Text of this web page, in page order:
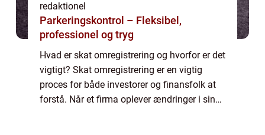
redaktionel
Parkeringskontrol – Fleksibel,
professionel og tryg
Hvad er skat omregistrering og hvorfor er det
vigtigt? Skat omregistrering er en vigtig
proces for både investorer og finansfolk at
forstå. Når et firma oplever ændringer i sin